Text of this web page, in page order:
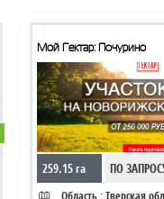
Мой Гектар: Почурино
259.15 га ПО
Область :Тверская